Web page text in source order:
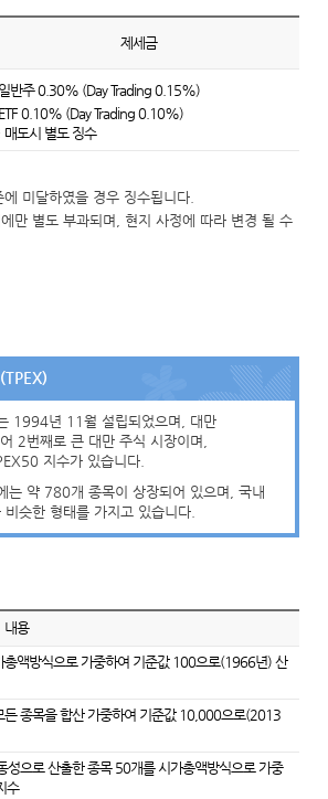
제세금
일반주 0.30% (Day Trading 0.15%)
ETF 0.10% (Day Trading 0.10%)
도시 별도 징수
미달하였을 경우 징수됩니다.
별도 부과되며, 현지 사정에 따라 변경 될 수
1994년 11월 설립되었으며, 대만
2번째로 큰 대만 주식 시장이며,
지수가 있습니다.
는 약 780개 종목이 상장되어 있으며, 국내
슷한 형태를 가지고 있습니다.
내용
액방식으로 가중하여 기준값 100으로(1966년) 산
든 종목을 합산 가중하여 기준값 10,000으로(2013
성으로 산출한 종목 50개를 시가총액방식으로 가중
수